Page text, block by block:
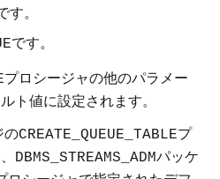
す。
です。
プロシージャの他のパラメー
ト値に設定されます。
のCREATE_QUEUE_TABLEプ
DBMS_STREAMS_ADMパッケ